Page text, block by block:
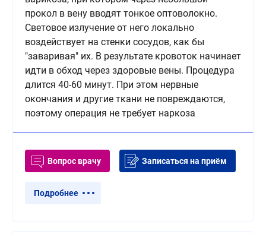
прокол в вену вводят тонкое оптоволокно.
Световое излучение от него локально
воздействует на стенки сосудов, как бы
"заваривая" их. В результате кровоток начинает
идти в обход через здоровые вены. Процедура
длится 40-60 минут. При этом нервные
окончания и другие ткани не повреждаются,
поэтому операция не требует наркоза
Вопрос врачу Записаться на приём
Подробнее